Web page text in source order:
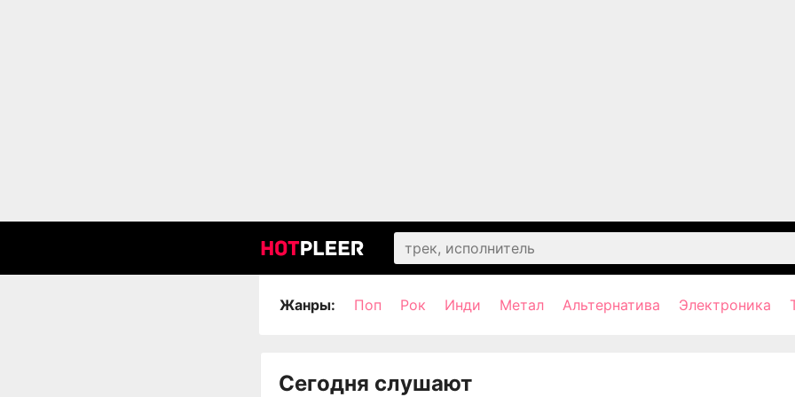
Жанры: Поп Рок Инди Метал Альтернатива Электроника
Сегодня слушают